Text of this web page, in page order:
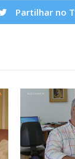
Partilhar no